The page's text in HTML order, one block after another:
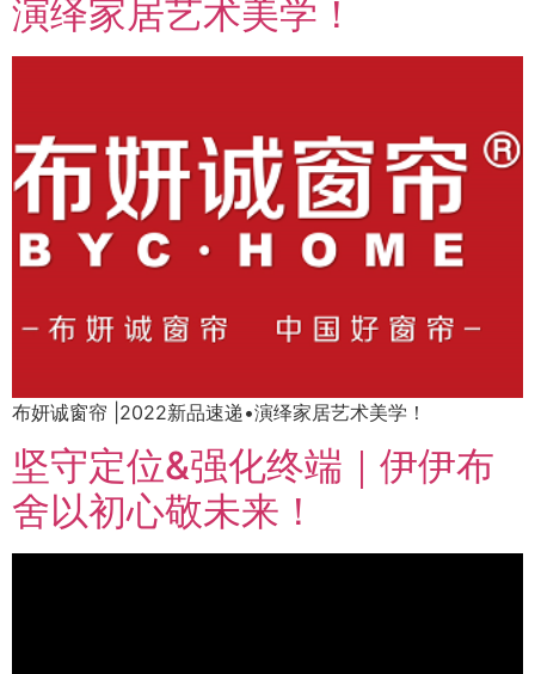
演绎家居艺术美学！
布妍诚窗帘 |2022新品速递•演绎家居艺术美学！
坚守定位&强化终端｜伊伊布
舍以初心敬未来！